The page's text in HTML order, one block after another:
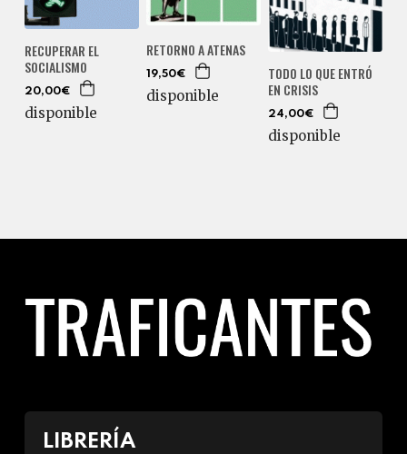
RECUPERAR EL
SOCIALISMO
20,00€
disponible
RETORNO A ATENAS
19,50€
disponible
TODO LO QUE ENTRÓ
EN CRISIS
24,00€
disponible
LIBRERÍA